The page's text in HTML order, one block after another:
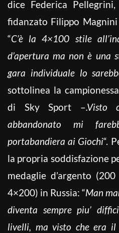
dice Federica
fidanzato Filippo
“C’è la 4×100 stile
d’apertura ma non è una
gara individuale lo
sottolinea la
di Sky Sport –.Visto
abbandonato mi
portabandiera ai Giochi“.
la propria soddisfazione
medaglie d’argento
4×200) in Russia: “Man
diventa sempre piu’
livelli, ma visto che era